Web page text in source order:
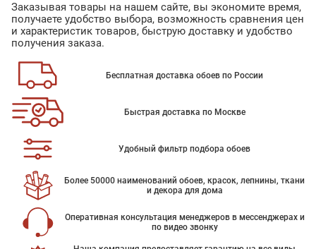
Заказывая товары на нашем сайте, вы экономите время,
получаете удобство выбора, возможность сравнения цен
и характеристик товаров, быструю доставку и удобство
получения заказа.
Бесплатная доставка обоев по России
Быстрая доставка по Москве
Удобный фильтр подбора обоев
Более 50000 наименований обоев, красок, лепнины, ткани
и декора для дома
Оперативная консультация менеджеров в мессенджерах и
по видео звонку